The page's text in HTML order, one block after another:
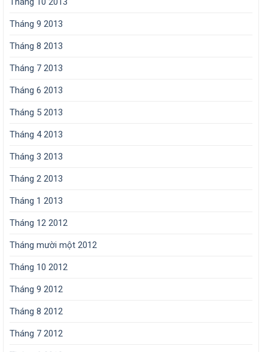
Tháng 9 2013
Tháng 8 2013
Tháng 7 2013
Tháng 6 2013
Tháng 5 2013
Tháng 4 2013
Tháng 3 2013
Tháng 2 2013
Tháng 1 2013
Tháng 12 2012
Tháng mười một 2012
Tháng 10 2012
Tháng 9 2012
Tháng 8 2012
Tháng 7 2012